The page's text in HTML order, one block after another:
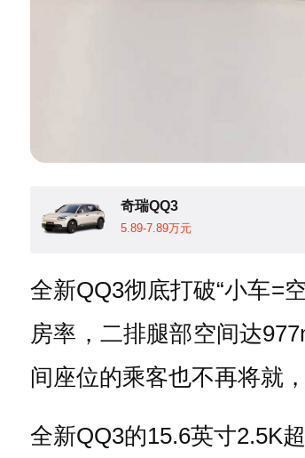
奇瑞QQ3
5.89-7.89万元
全新QQ3彻底打破“小车=
房率，二排腿部空间达
间座位的乘客也不再将就
全新QQ3的15.6英寸2.5K